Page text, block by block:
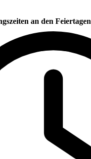
an den Feiertagen